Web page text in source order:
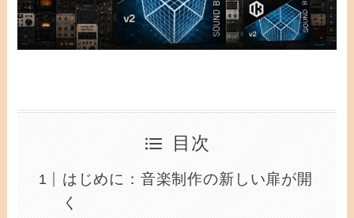
目次
はじめに：音楽制作の新しい扉が開
く